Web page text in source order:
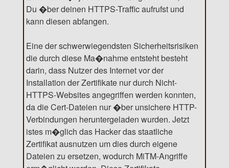
Du �ber deinen HTTPS-Traffic aufrufst und
kann diesen abfangen.
Eine der schwerwiegendsten Sicherheitsrisiken
die durch diese Ma�nahme entsteht besteht
darin, dass Nutzer des Internet vor der
Installation der Zertifikate nur durch Nicht-
HTTPS-Websites angegriffen werden konnten,
da die Cert-Dateien nur �ber unsichere HTTP-
Verbindungen heruntergeladen wurden. Jetzt
istes m�glich das Hacker das staatliche
Zertifikat ausnutzen um dies durch eigene
Dateien zu ersetzen, wodurch MiTM-Angriffe